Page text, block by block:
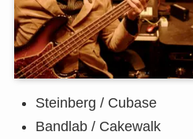
Steinberg / Cubase
Bandlab / Cakewalk